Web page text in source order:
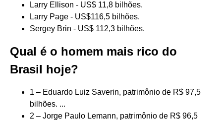
Larry Ellison - US$ 11,8 bilhões.
Larry Page - US$116,5 bilhões.
Sergey Brin - US$ 112,3 bilhões.
Qual é o homem mais rico do
Brasil hoje?
1 – Eduardo Luiz Saverin, patrimônio de R$ 97,5
bilhões. ...
2 – Jorge Paulo Lemann, patrimônio de R$ 96,5